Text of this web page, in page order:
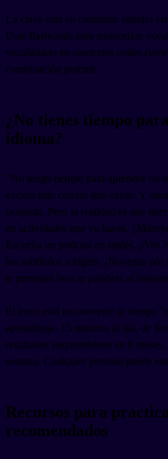
La clave está en combinar estudio
Usar flashcards para memorizar
vocabulario en contextos reales
combinación potente.
¿No tienes tiempo
idioma?
"No tengo tiempo para aprender un
excusa más común que existe. Y
ocupada. Pero la realidad es que
en actividades que ya haces.
Escucha un podcast en inglés.
los subtítulos a inglés. ¿Navegas
te permitan buscar palabras al
El truco está en convertir tu tiempo
aprendizaje. 15 minutos al día, de
resultados sorprendentes en 6
semana. Cualquier persona puede
Recursos para
recomendados